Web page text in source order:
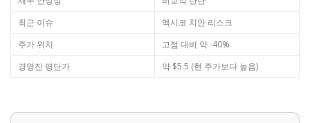
최근 이슈
멕시코 치안 리스크
주가 위치
고점 대비 약 -40%
경영진 평단가
약 $5.5 (현 주가보다 높음)